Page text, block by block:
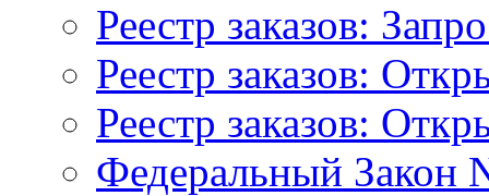
Реестр заказов:
Реестр заказов:
Реестр заказов:
Федеральный Закон